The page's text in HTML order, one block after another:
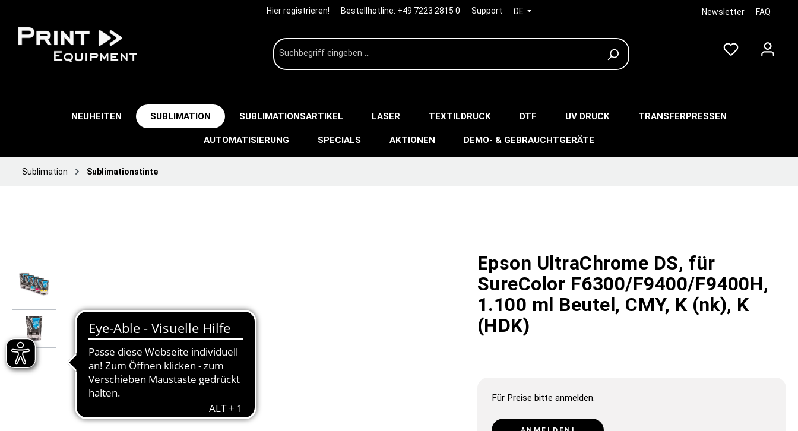
Hier registrieren! Bestellhotline: +49 7223 2815 0 Support DE Newsletter FAQ
NEUHEITEN SUBLIMATION SUBLIMATIONSARTIKEL LASER TEXTILDRUCK DTF UV DRUCK TRANSFERPRESSEN
AUTOMATISIERUNG SPECIALS AKTIONEN DEMO- & GEBRAUCHTGERÄTE
Sublimation Sublimationstinte
Epson UltraChrome DS, für
SureColor F6300/F9400/F9400H,
1.100 ml Beutel, CMY, K (nk), K
(HDK)
Für Preise bitte anmelden.